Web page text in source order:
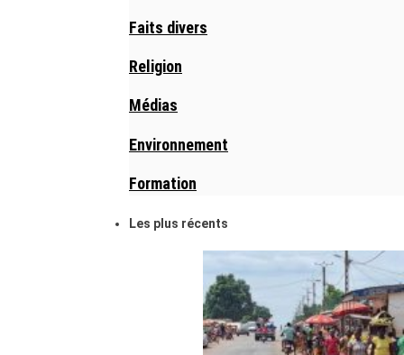
Faits divers
Religion
Médias
Environnement
Formation
Les plus récents